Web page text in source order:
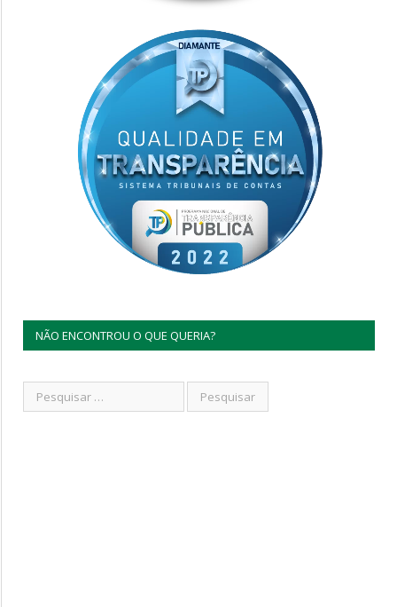
NÃO ENCONTROU O QUE QUERIA?